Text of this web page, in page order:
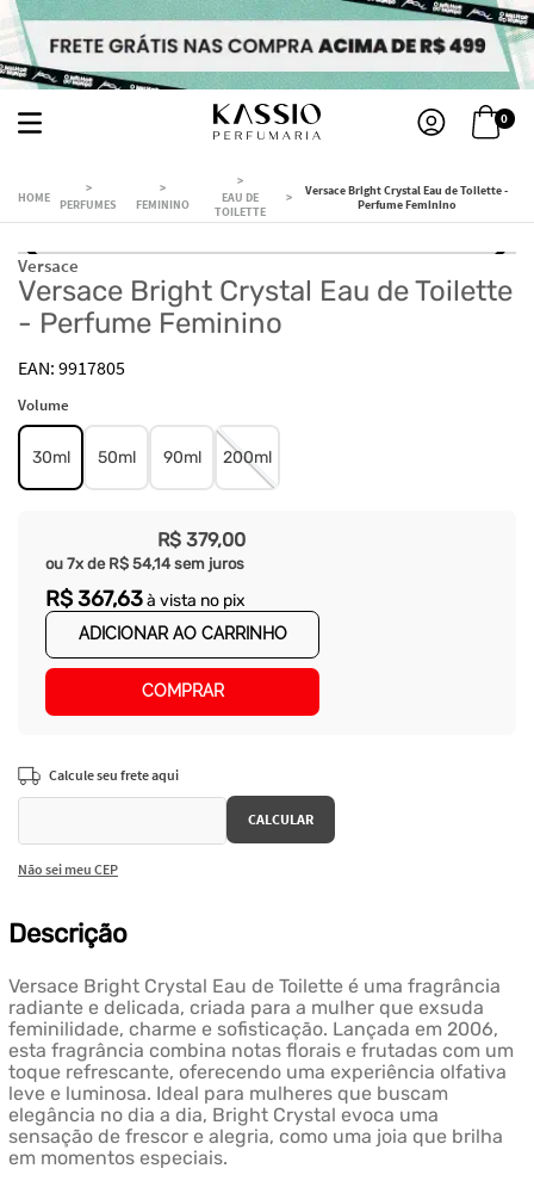
0
PERFUMES FEMININO
EAU DE
TOILETTE
Versace Bright Crystal Eau de Toilette -
Perfume Feminino
Versace
Versace Bright Crystal Eau de Toilette
- Perfume Feminino
9917805
Volume
30ml 50ml 90ml 200ml
R$ 379,00
ou 7x de R$ 54,14 sem juros
R$367,63à vista no pix
ADICIONAR AO CARRINHO
COMPRAR
Não sei meu CEP
Descrição
Versace Bright Crystal Eau de Toilette é uma fragrância
radiante e delicada, criada para a mulher que exsuda
feminilidade, charme e sofisticação. Lançada em 2006,
esta fragrância combina notas florais e frutadas com um
toque refrescante, oferecendo uma experiência olfativa
leve e luminosa. Ideal para mulheres que buscam
elegância no dia a dia, Bright Crystal evoca uma
sensação de frescor e alegria, como uma joia que brilha
em momentos especiais.